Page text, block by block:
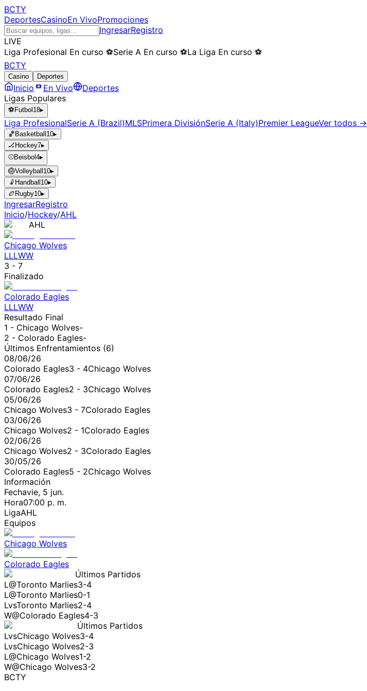
BCTY
DeportesCasinoEn VivoPromociones
IngresarRegistro
LIVE
Liga Profesional En curso ⚽Serie A En curso ⚽La Liga En curso ⚽
BCTY
Casino Deportes
Inicio En Vivo
Deportes
Ligas Populares
⚽ Futbol 18▸
Liga ProfesionalSerie A (Brazil)MLSPrimera DivisiónSerie A (Italy)Premier LeagueVer todos →
🏀 Basketball 10▸
🏒 Hockey7▸
⚾Beisbol 4▸
🏐Volleyball 10▸
🤾 Handball 10▸
🏉 Rugby10▸
IngresarRegistro
Inicio/Hockey/AHL
AHL
Chicago Wolves
LLLWW
3 - 7
Finalizado
Colorado Eagles
LLLWW
Resultado Final
1 - Chicago Wolves-
2 - Colorado Eagles-
Últimos Enfrentamientos (6)
08/06/26
Colorado Eagles3 - 4Chicago Wolves
07/06/26
Colorado Eagles2 - 3Chicago Wolves
05/06/26
Chicago Wolves3 - 7Colorado Eagles
03/06/26
Chicago Wolves2 - 1Colorado Eagles
02/06/26
Chicago Wolves2 - 3Colorado Eagles
30/05/26
Colorado Eagles5 - 2Chicago Wolves
Información
Fechavie, 5 jun.
Hora07:00 p. m.
LigaAHL
Equipos
Chicago Wolves
Colorado Eagles
Últimos Partidos
L@Toronto Marlies3-4
L@Toronto Marlies0-1
LvsToronto Marlies2-4
W@Colorado Eagles4-3
Últimos Partidos
LvsChicago Wolves3-4
LvsChicago Wolves2-3
L@Chicago Wolves1-2
W@Chicago Wolves3-2
BCTY